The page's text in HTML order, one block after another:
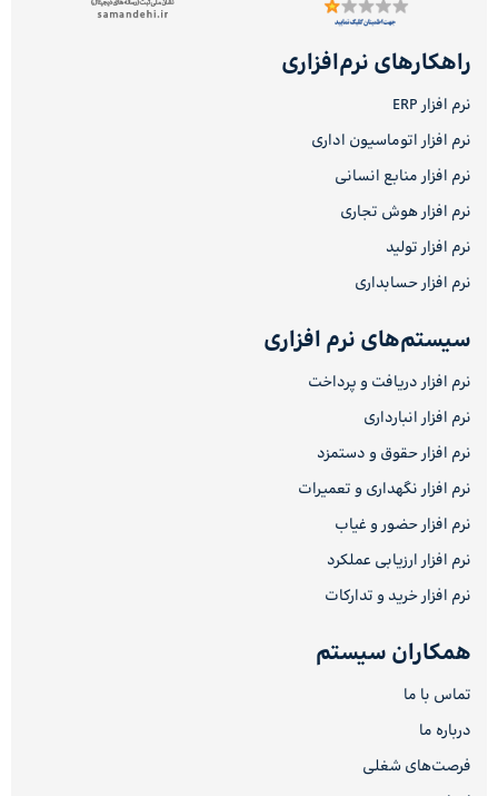
راهکارهای نرم‌افزاری
نرم افزار ERP
نرم افزار اتوماسیون اداری
نرم افزار منابع انسانی
نرم افزار هوش تجاری
نرم افزار تولید
نرم افزار حسابداری
سیستم‌های نرم افزاری
نرم افزار دریافت و پرداخت
نرم افزار انبارداری
نرم افزار حقوق و دستمزد
نرم افزار نگهداری و تعمیرات
نرم افزار حضور و غیاب
نرم افزار ارزیابی عملکرد
نرم افزار خرید و تدارکات
همکاران سیستم
تماس با ما
درباره ما
فرصت‌های شغلی